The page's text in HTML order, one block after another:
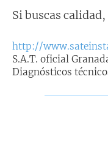
Si buscas
http://
S.A.T. oficial
Diagnósticos